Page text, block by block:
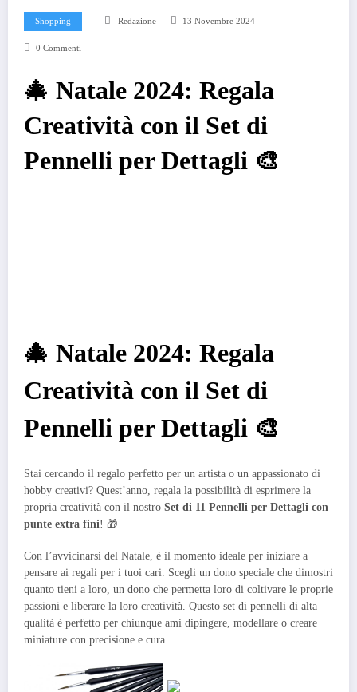
Shopping Redazione 13 Novembre 2024
0 Commenti
🎄 Natale 2024: Regala
Creatività con il Set di
Pennelli per Dettagli 🎨
🎄 Natale 2024: Regala
Creatività con il Set di
Pennelli per Dettagli 🎨
Stai cercando il regalo perfetto per un artista o un appassionato di
hobby creativi? Quest’anno, regala la possibilità di esprimere la
propria creatività con il nostro Set di 11 Pennelli per Dettagli con
punte extra fini! 🎁
Con l’avvicinarsi del Natale, è il momento ideale per iniziare a
pensare ai regali per i tuoi cari. Scegli un dono speciale che dimostri
quanto tieni a loro, un dono che permetta loro di coltivare le proprie
passioni e liberare la loro creatività. Questo set di pennelli di alta
qualità è perfetto per chiunque ami dipingere, modellare o creare
miniature con precisione e cura.